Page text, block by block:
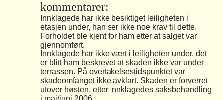
kommentarer:
Innklagede har ikke besiktiget leiligheten i
etasjen under, han ser ikke noe krav til dette.
Forholdet ble kjent for ham etter at salget var
gjennomført.
Innklagede har ikke vært i leiligheten under, det
er blitt ham beskrevet at skaden ikke var under
terrassen. På overtakelsestidspunktet var
skadeomfanget ikke avklart. Skaden er forverret
utover høsten, etter innklagedes saksbehandling
i mai/juni 2006.